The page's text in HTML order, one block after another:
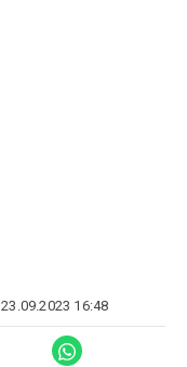
23.09.2023 16:48